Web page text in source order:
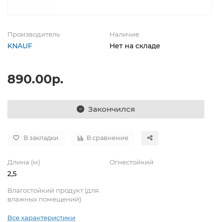
Производитель
KNAUF
Наличие
Нет на складе
890.00р.
Закончился
В закладки В сравнение
Длина (м)
2,5
Огнестойкий
Влагостойкий продукт (для
влажных помещений)
Все характеристики